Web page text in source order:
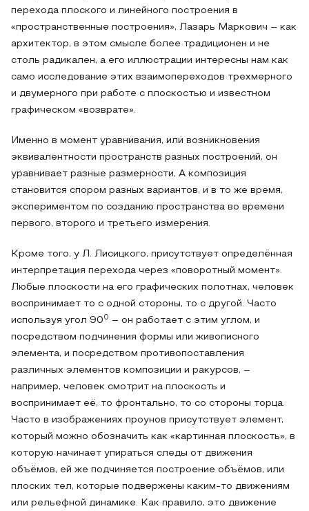
перехода плоского и линейного построения в
«пространственные построения», Лазарь Маркович – как
архитектор, в этом смысле более традиционен и не
столь радикален, а его иллюстрации интересны нам как
само исследование этих взаимопереходов трехмерного
и двумерного при работе с плоскостью и известном
графическом «возврате».
Именно в момент уравнивания, или возникновения
эквивалентности пространств разных построений, он
уравнивает разные размерности, А композиция
становится спором разных вариантов, и в то же время,
экспериментом по созданию пространства во времени
первого, второго и третьего измерения.
Кроме того, у Л. Лисицкого, присутствует определённая
интерпретация перехода через «поворотный момент».
Любые плоскости на его графических полотнах, человек
воспринимает то с одной стороны, то с другой. Часто
используя угол 90 0
– он работает с этим углом, и
посредством подчинения формы или живописного
элемента, и посредством противопоставления
различных элементов композиции и ракурсов, –
например, человек смотрит на плоскость и
воспринимает её, то фронтально, то со стороны торца.
Часто в изображениях проунов присутствует элемент,
который можно обозначить как «картинная плоскость», в
которую начинает упираться следы от движения
объёмов, ей же подчиняется построение объёмов, или
плоских тел, которые подвержены каким-то движениям
или рельефной динамике. Как правило, это движение